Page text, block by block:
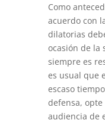
Como
acuerdo con
dilatorias
ocasión de la
siempre es
es usual que
escaso
defensa,
audiencia de